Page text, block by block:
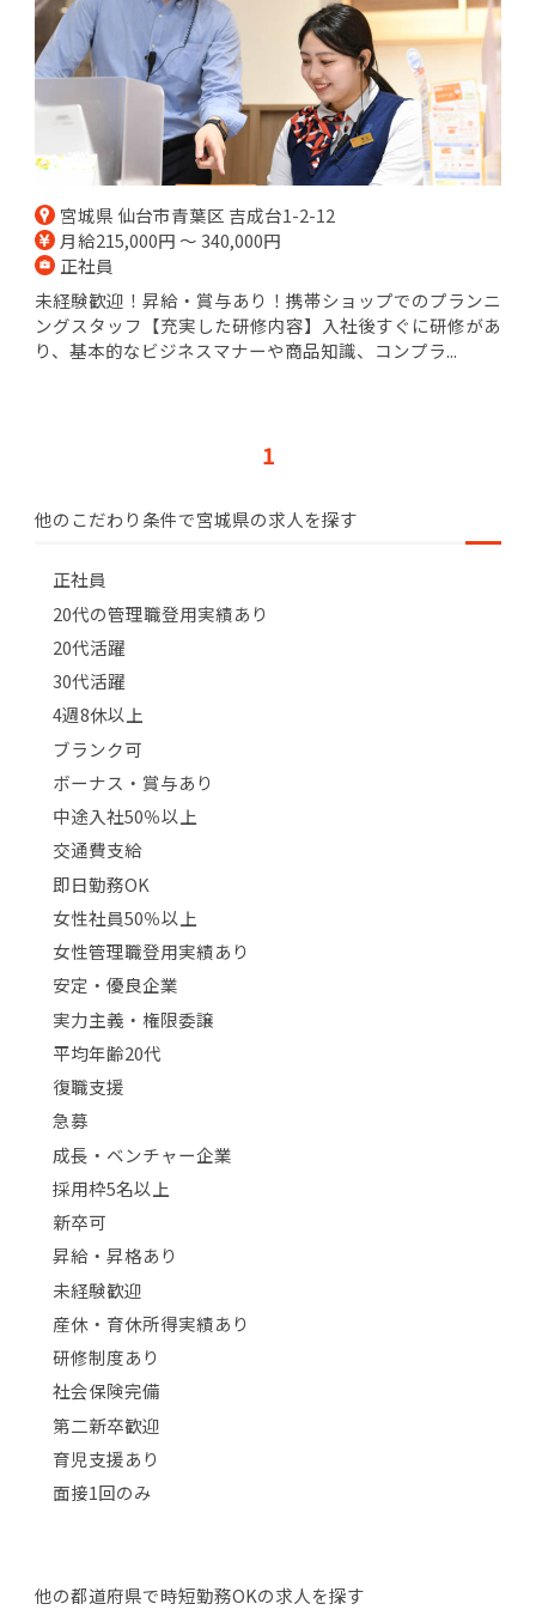
宮城県 仙台市青葉区 吉成台1-2-12
月給215,000円 ～ 340,000円
正社員
未経験歓迎！昇給・賞与あり！携帯ショップでのプランニ
ングスタッフ【充実した研修内容】入社後すぐに研修があ
り、基本的なビジネスマナーや商品知識、コンプラ...
1
他のこだわり条件で宮城県の求人を探す
正社員
20代の管理職登用実績あり
20代活躍
30代活躍
4週8休以上
ブランク可
ボーナス・賞与あり
中途入社50％以上
交通費支給
即日勤務OK
女性社員50％以上
女性管理職登用実績あり
安定・優良企業
実力主義・権限委譲
平均年齢20代
復職支援
急募
成長・ベンチャー企業
採用枠5名以上
新卒可
昇給・昇格あり
未経験歓迎
産休・育休所得実績あり
研修制度あり
社会保険完備
第二新卒歓迎
育児支援あり
面接1回のみ
他の都道府県で時短勤務OKの求人を探す